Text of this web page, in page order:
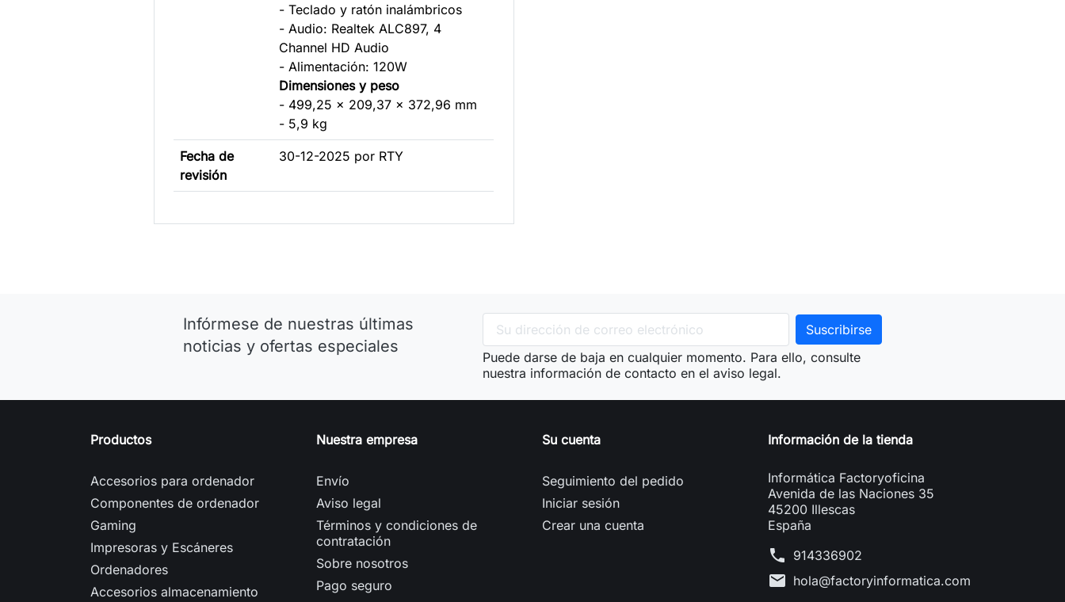
- Teclado y ratón inalámbricos
- Audio: Realtek ALC897, 4
Channel HD Audio
- Alimentación: 120W
Dimensiones y peso
- 499,25 x 209,37 x 372,96 mm
- 5,9 kg
Fecha de
revisión
30-12-2025 por RTY
Infórmese de nuestras últimas
noticias y ofertas especiales
Puede darse de baja en cualquier momento. Para ello, consulte
nuestra información de contacto en el aviso legal.
Productos
Accesorios para ordenador
Componentes de ordenador
Gaming
Impresoras y Escáneres
Ordenadores
Accesorios almacenamiento
Nuestra empresa
Envío
Aviso legal
Términos y condiciones de
contratación
Sobre nosotros
Pago seguro
Su cuenta
Seguimiento del pedido
Iniciar sesión
Crear una cuenta
Información de la tienda
Informática Factoryoficina
Avenida de las Naciones 35
45200 Illescas
España
phone 914336902
mail hola@factoryinformatica.com